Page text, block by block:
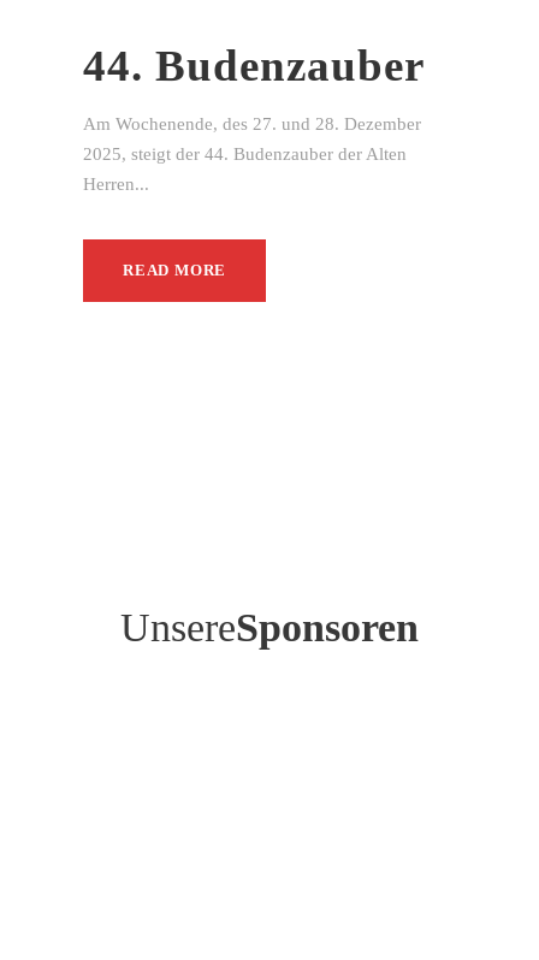
44. Budenzauber
Am Wochenende, des 27. und 28. Dezember
2025, steigt der 44. Budenzauber der Alten
Herren...
READ MORE
UnsereSponsoren